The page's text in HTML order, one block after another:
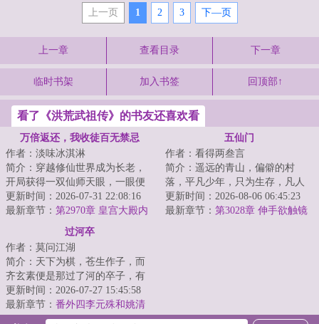
上一页 1 2 3 下—页
上一章 查看目录 下一章
临时书架 加入书签 回顶部↑
看了《洪荒武祖传》的书友还喜欢看
万倍返还，我收徒百无禁忌
作者：淡味冰淇淋
简介：穿越修仙世界成为长老，
开局获得一双仙师天眼，一眼便
可看穿无数弟子资质与缺陷；收
徒圣阶资质弟子...
更新时间：2026-07-31 22:08:16
最新章节： 第2970章 皇宫大殿内
五仙门
作者：看得两叁言
简介：遥远的青山，偏僻的村
落，平凡少年，只为生存，凡人
生活却化作修仙之路，有谁是
真，有谁是假？有谁...
更新时间：2026-08-06 06:45:23
最新章节： 第3028章 伸手欲触镜
过河卒
作者：莫问江湖
简介：天下为棋，苍生作子，而
齐玄素便是那过了河的卒子，有
进无退，一往无前。...
更新时间：2026-07-27 15:45:58
最新章节： 番外四李元殊和姚清